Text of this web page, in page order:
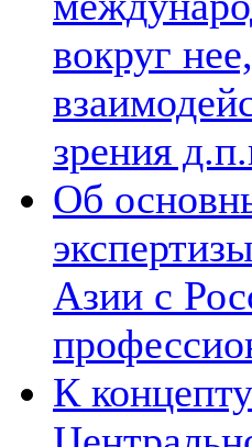
вокруг
зрения
Об
Азии с
К